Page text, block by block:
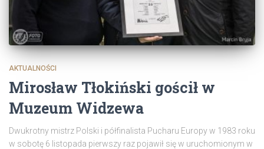
AKTUALNOŚCI
Mirosław Tłokiński gościł w
Muzeum Widzewa
Dwukrotny mistrz Polski i półfinalista Pucharu Europy w 1983 roku
w sobotę 6 listopada pierwszy raz pojawił się w uruchomionym w